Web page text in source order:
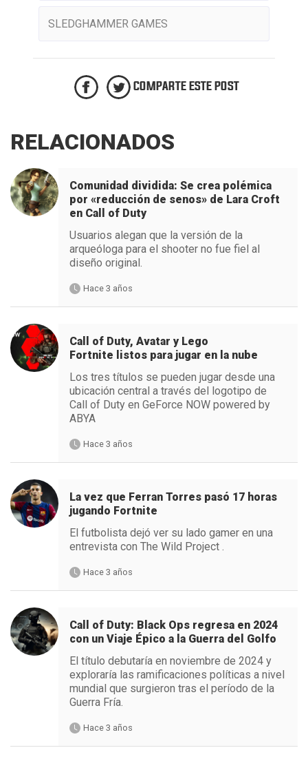
SLEDGHAMMER GAMES
COMPARTE ESTE POST
RELACIONADOS
Comunidad dividida: Se crea polémica
por «reducción de senos» de Lara Croft
en Call of Duty
Usuarios alegan que la versión de la
arqueóloga para el shooter no fue fiel al
diseño original.
Hace 3 años
Call of Duty, Avatar y Lego
Fortnite listos para jugar en la nube
Los tres títulos se pueden jugar desde una
ubicación central a través del logotipo de
Call of Duty en GeForce NOW powered by
ABYA
Hace 3 años
La vez que Ferran Torres pasó 17 horas
jugando Fortnite
El futbolista dejó ver su lado gamer en una
entrevista con The Wild Project .
Hace 3 años
Call of Duty: Black Ops regresa en 2024
con un Viaje Épico a la Guerra del Golfo
El título debutaría en noviembre de 2024 y
exploraría las ramificaciones políticas a nivel
mundial que surgieron tras el período de la
Guerra Fría.
Hace 3 años